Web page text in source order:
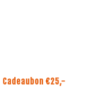
Cadeaubon €25,-